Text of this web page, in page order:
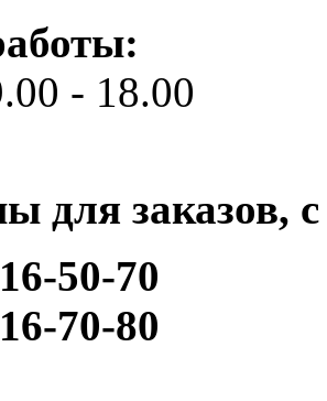
- 18.00
для заказов,
50-70
70-80